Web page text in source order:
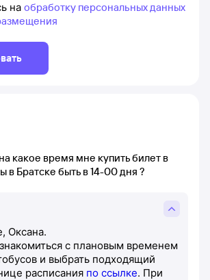
на обработку персональных данных
какое время мне купить билет в
в Братске быть в 14-00 дня ?
Оксана.
с плановым временем
и выбрать подходящий
расписания по ссылке. При